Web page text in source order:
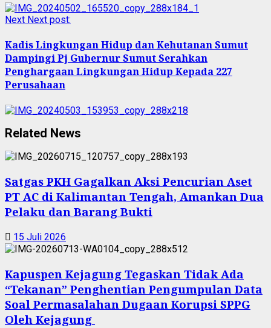
Next Next post:
Kadis Lingkungan Hidup dan Kehutanan Sumut
Dampingi Pj Gubernur Sumut Serahkan
Penghargaan Lingkungan Hidup Kepada 227
Perusahaan
Related News
Satgas PKH Gagalkan Aksi Pencurian Aset
PT AC di Kalimantan Tengah, Amankan Dua
Pelaku dan Barang Bukti
15 Juli 2026
Kapuspen Kejagung Tegaskan Tidak Ada
“Tekanan” Penghentian Pengumpulan Data
Soal Permasalahan Dugaan Korupsi SPPG
Oleh Kejagung